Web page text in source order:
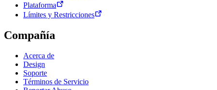
Plataforma
Límites y Restricciones
Compañía
Acerca de
Design
Soporte
Términos de Servicio